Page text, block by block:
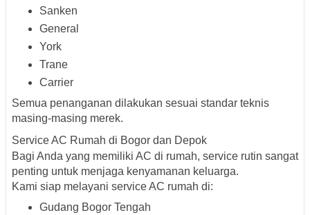
Sanken
General
York
Trane
Carrier
Semua penanganan dilakukan sesuai standar teknis
masing-masing merek.
Service AC Rumah di Bogor dan Depok
Bagi Anda yang memiliki AC di rumah, service rutin sangat
penting untuk menjaga kenyamanan keluarga.
Kami siap melayani service AC rumah di:
Gudang Bogor Tengah